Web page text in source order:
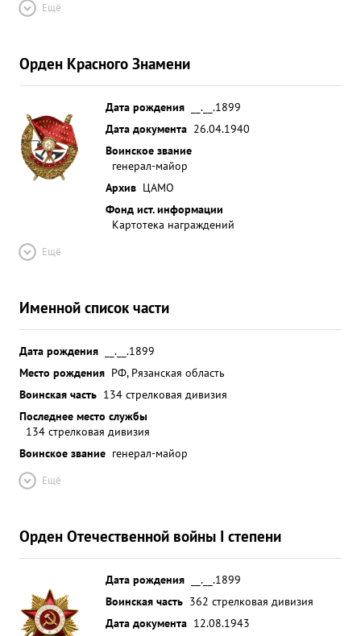
Ещё
Орден Красного Знамени
Дата рождения
__.__.1899
Дата документа 26.04.1940
Воинское звание
генерал-майор
Архив ЦАМО
Фонд ист. информации
Картотека награждений
Ещё
Именной список части
Дата рождения
__.__.1899
Место рождения РФ, Рязанская область
Воинская часть 134 стрелковая дивизия
Последнее место службы
134 стрелковая дивизия
Воинское звание генерал-майор
Ещё
Орден Отечественной войны I степени
Дата рождения
__.__.1899
Воинская часть 362 стрелковая дивизия
Дата документа 12.08.1943